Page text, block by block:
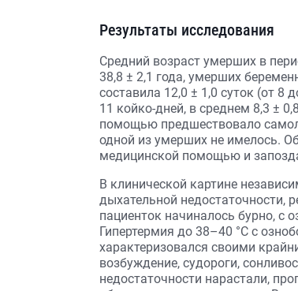
Результаты исследования
Средний возраст умерших в
38,8 ± 2,1 года, умерших
составила 12,0 ± 1,0 суток (от 8
11 койко-дней, в среднем 8,3 ±
помощью предшествовало
одной из умерших не имелось.
медицинской помощью и
В клинической картине
дыхательной недостаточности,
пациенток начиналось бурно, с
Гипертермия до 38–40 °С с
характеризовался своими
возбуждение, судороги,
недостаточности нарастали,